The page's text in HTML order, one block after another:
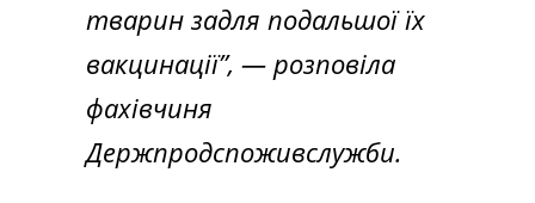
тварин задля подальшої їх
вакцинації”, — розповіла
фахівчиня
Держпродспоживслужби.